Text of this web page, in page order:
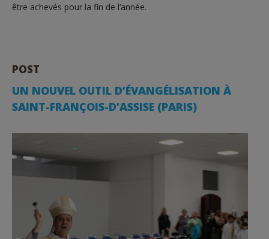
être achevés pour la fin de l’année.
POST
UN NOUVEL OUTIL D’ÉVANGÉLISATION À
SAINT-FRANÇOIS-D’ASSISE (PARIS)